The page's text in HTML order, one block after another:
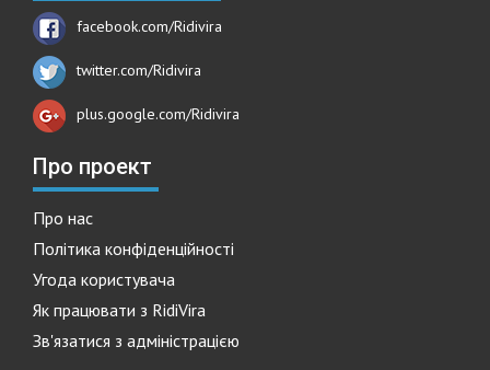
facebook.com/Ridivira
twitter.com/Ridivira
plus.google.com/Ridivira
Про проект
Про нас
Політика конфіденційності
Угода користувача
Як працювати з RidiVira
Зв'язатися з адміністрацією